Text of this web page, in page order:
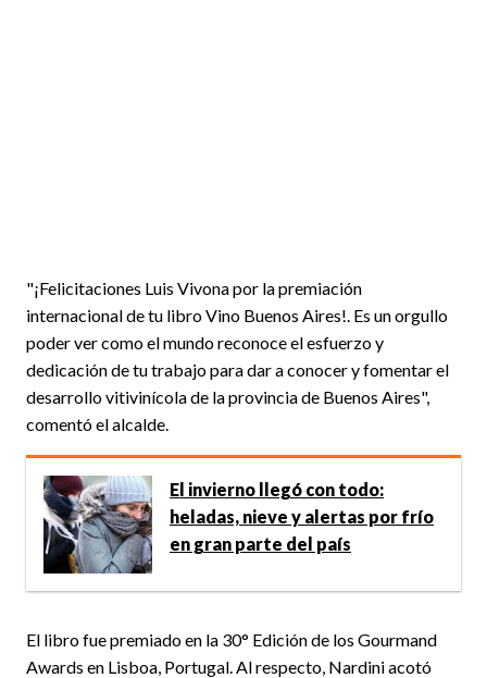
"¡Felicitaciones Luis Vivona por la premiación
internacional de tu libro Vino Buenos Aires!. Es un orgullo
poder ver como el mundo reconoce el esfuerzo y
dedicación de tu trabajo para dar a conocer y fomentar el
desarrollo vitivinícola de la provincia de Buenos Aires",
comentó el alcalde.
El invierno llegó con todo:
heladas, nieve y alertas por frío
en gran parte del país
El libro fue premiado en la 30° Edición de los Gourmand
Awards en Lisboa, Portugal. Al respecto, Nardini acotó